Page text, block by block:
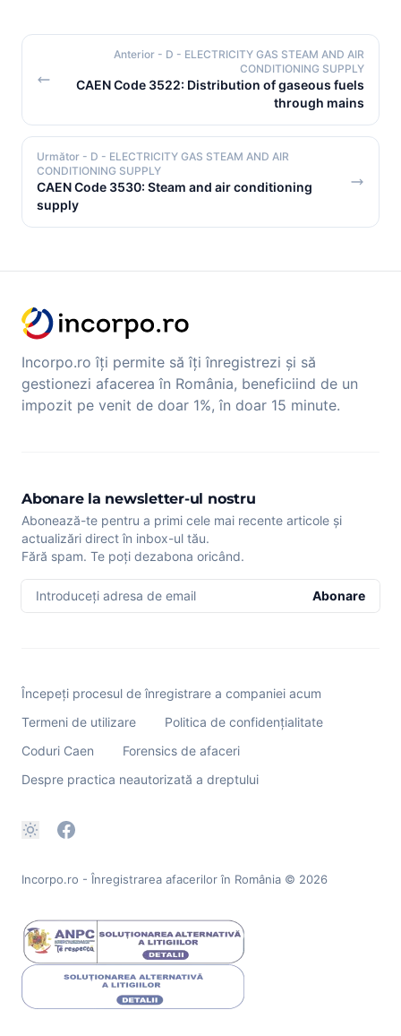
Anterior - D - ELECTRICITY GAS STEAM AND AIR
CONDITIONING SUPPLY
CAEN Code 3522: Distribution of gaseous fuels
through mains
Următor - D - ELECTRICITY GAS STEAM AND AIR
CONDITIONING SUPPLY
CAEN Code 3530: Steam and air conditioning
supply
Incorpo.ro îți permite să îți înregistrezi și să
gestionezi afacerea în România, beneficiind de un
impozit pe venit de doar 1%, în doar 15 minute.
Abonare la newsletter-ul nostru
Abonează-te pentru a primi cele mai recente articole și
actualizări direct în inbox-ul tău.
Fără spam. Te poți dezabona oricând.
Introduceți adresa de email Abonare
Începeți procesul de înregistrare a companiei acum
Termeni de utilizare
Politica de confidențialitate
Coduri Caen
Forensics de afaceri
Despre practica neautorizată a dreptului
Incorpo.ro - Înregistrarea afacerilor în România © 2026